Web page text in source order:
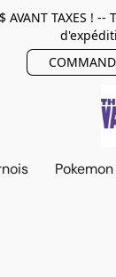
$ AVANT
Pokemon